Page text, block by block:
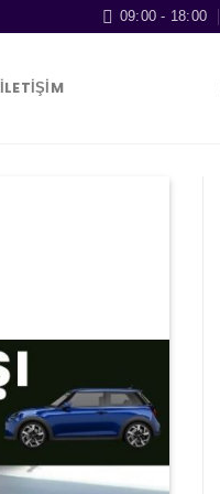
09:00 - 18:00
İLETİŞİM